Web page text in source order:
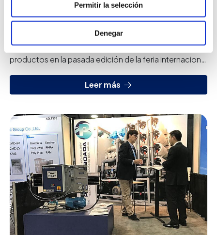
Permitir la selección
Denegar
Norshipping Peter Taboada presentó sus nuevos
productos en la pasada edición de la feria internacional
Leer más